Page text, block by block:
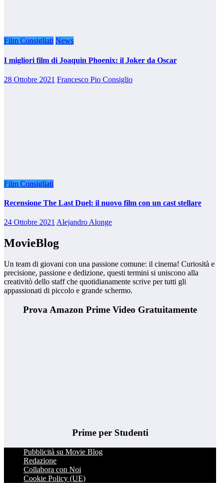
Film Consigliati News
I migliori film di Joaquin Phoenix: il Joker da Oscar
28 Ottobre 2021 Francesco Pio Consiglio
Film Consigliati
Recensione The Last Duel: il nuovo film con un cast stellare
24 Ottobre 2021 Alejandro Alonge
MovieBlog
Un team di giovani con una passione comune: il cinema! Curiosità e
precisione, passione e dedizione, questi termini si uniscono alla
creativitò dello staff che quotidianamente scrive per tutti gli
appassionati di piccolo e grande schermo.
Prova Amazon Prime Video Gratuitamente
Prime per Studenti
Pubblicità su Movie Blog
Redazione
Collabora con Noi
Cookie Policy (UE)